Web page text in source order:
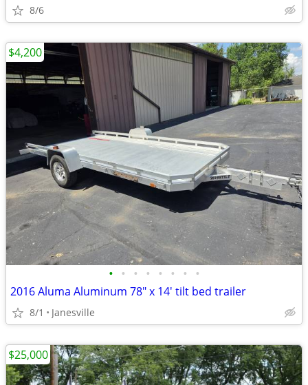
8/6
• • • • • • • •
2016 Aluma Aluminum 78" x 14' tilt bed trailer
8/1 Janesville
$4,200
$25,000